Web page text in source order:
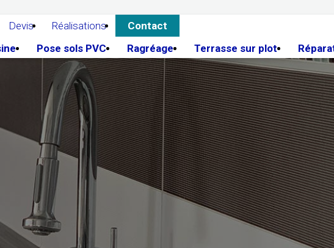
Devis Réalisations
Contact
Pose sols PVC Ragréage Terrasse sur plot